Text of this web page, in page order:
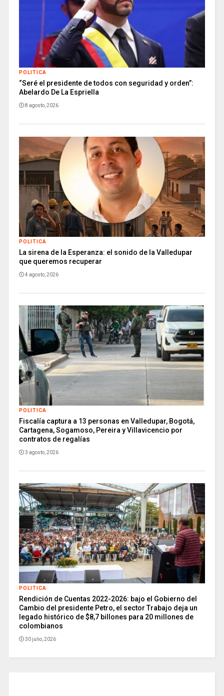
POLITICA
“Seré el presidente de todos con seguridad y orden”:
Abelardo De La Espriella
8 agosto, 2026
POLITICA
La sirena de la Esperanza: el sonido de la Valledupar
que queremos recuperar
4 agosto, 2026
POLITICA
Fiscalía captura a 13 personas en Valledupar, Bogotá,
Cartagena, Sogamoso, Pereira y Villavicencio por
contratos de regalías
3 agosto, 2026
POLITICA
Rendición de Cuentas 2022-2026: bajo el Gobierno del
Cambio del presidente Petro, el sector Trabajo deja un
legado histórico de $8,7 billones para 20 millones de
colombianos
30 julio, 2026